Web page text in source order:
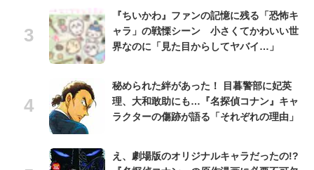
『ちいかわ』ファンの記憶に残る「恐怖キ
ャラ」の戦慄シーン 小さくてかわいい世
界なのに「見た目からしてヤバイ…」
秘められた絆があった！ 目暮警部に妃英
理、大和敢助にも…『名探偵コナン』キャ
ラクターの傷跡が語る「それぞれの理由」
え、劇場版のオリジナルキャラだったの!?